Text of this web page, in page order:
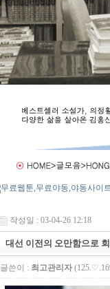
작성일 : 03-04-26 12:18
대선 이전의 오만함으로
글쓴이 : 최고관리자